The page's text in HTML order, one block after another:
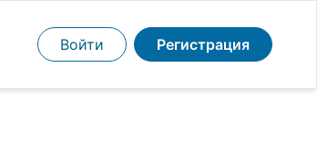
Войти Регистрация